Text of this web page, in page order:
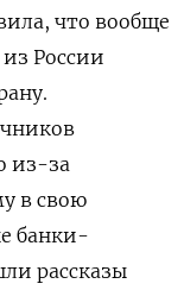
что вообще
России
из-за
в свою
банки-
рассказы